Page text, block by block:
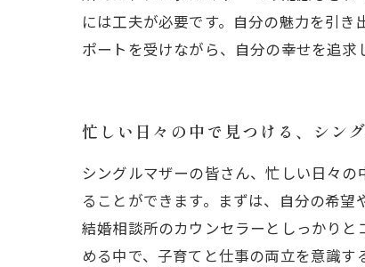
には工夫が必要です。自分の魅力を引
ポートを受けながら、自分の幸せを追求
忙しい日々の中で見つける、シン
シングルマザーの皆さん、忙しい日々
ることができます。まずは、自分の希望
結婚相談所のカウンセラーとしっかり
める中で、子育てと仕事の両立を意識